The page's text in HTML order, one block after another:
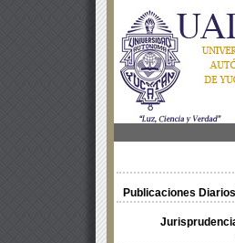
Publicaciones